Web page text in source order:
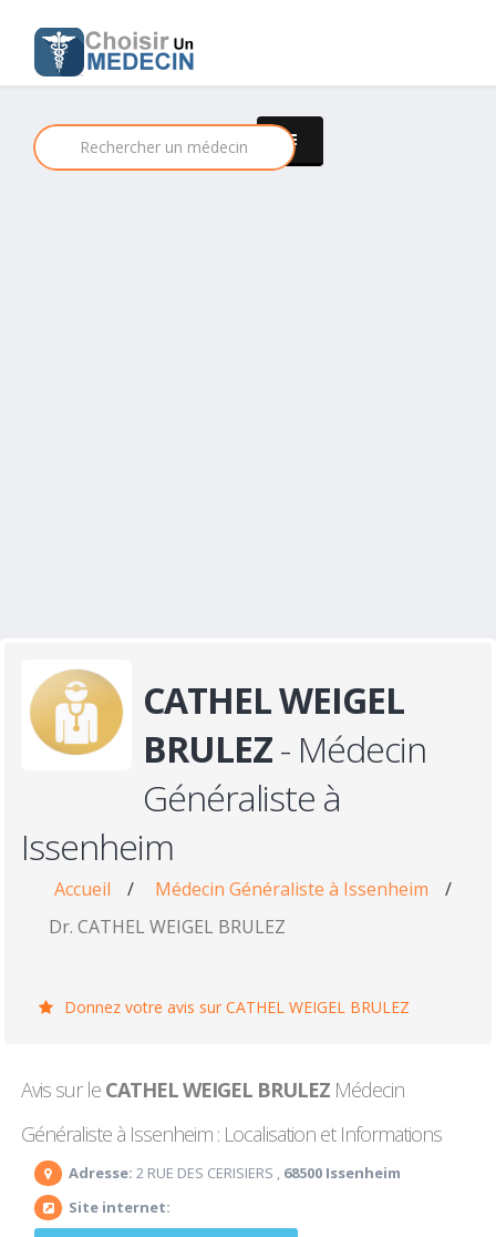
CATHEL WEIGEL
BRULEZ- Médecin
Généraliste à
Issenheim
Accueil / Médecin Généraliste à Issenheim
/
Dr. CATHEL WEIGEL BRULEZ
Donnez votre avis sur CATHEL WEIGEL BRULEZ
Avis sur le CATHEL WEIGEL BRULEZ Médecin
Généraliste à Issenheim : Localisation et Informations
Adresse: 2 RUE DES CERISIERS , 68500 Issenheim
Site internet: